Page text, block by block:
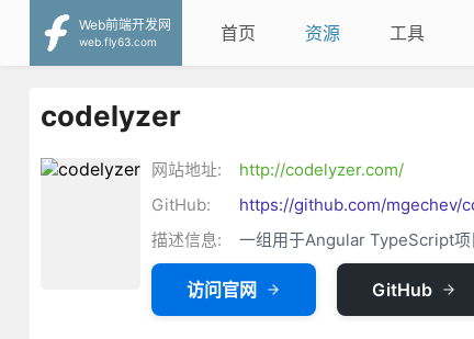
Web前端开发网
web.fly63.com
首页 资源 工具
codelyzer
网站地址:
http://codelyzer.com/
GitHub:
https://github.com/mgechev/
描述信息:
一组用于Angular TypeScript
访问官网 GitHub